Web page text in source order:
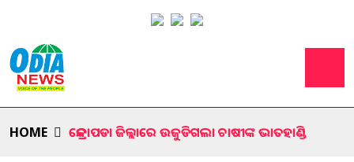
HOME କେନ୍ଦ୍ରାପଡା ଜିଲ୍ଲାରେ ଉଜୁଡିଗଲା ଚାଷୀଙ୍କ ଭାତହାଣ୍ଡି